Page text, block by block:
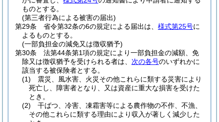
ものとする。
(第三者行為による被害の届出)
第29条
省令第32条の6の規定による届出は、 様式第25号に
よるものとする。
(一部負担金の減免又は徴収猶予)
第30条
法第44条第1項の規定により一部負担金の減額、免
除又は徴収猶予を受けられる者は、 次の各号のいずれかに
該当する被保険者とする。
(1)
震災、風水害、火災その他これらに類する災害により
死亡し、障害者となり、又は資産に重大な損害を受けた
とき。
(2)
干ばつ、冷害、凍霜害等による農作物の不作、不漁、
その他これらに類する理由により収入が著しく減少した